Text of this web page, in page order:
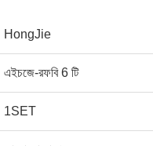
HongJie
এইচজে-রফবি 6 টি
1SET